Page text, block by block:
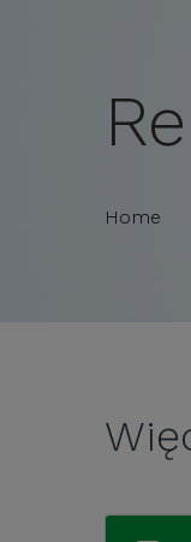
Home